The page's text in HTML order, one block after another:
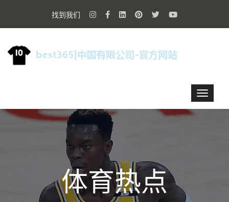
找到我们
体育热点